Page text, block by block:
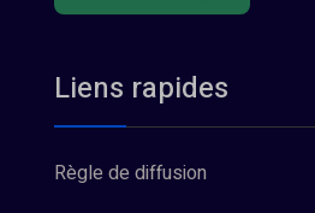
Liens rapides
Règle de diffusion